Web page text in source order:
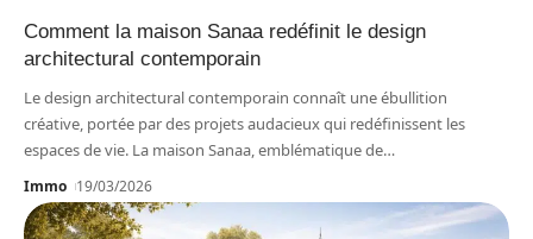
Comment la maison Sanaa redéfinit le design
architectural contemporain
Le design architectural contemporain connaît une ébullition
créative, portée par des projets audacieux qui redéfinissent les
espaces de vie. La maison Sanaa, emblématique de…
Immo 19/03/2026